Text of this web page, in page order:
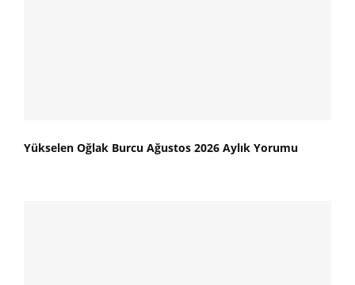
Yükselen Oğlak Burcu Ağustos 2026 Aylık Yorumu